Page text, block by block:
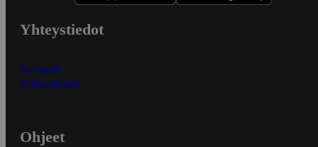
Yhteystiedot
Myymälät
Asiakaspalvelu
Ohjeet